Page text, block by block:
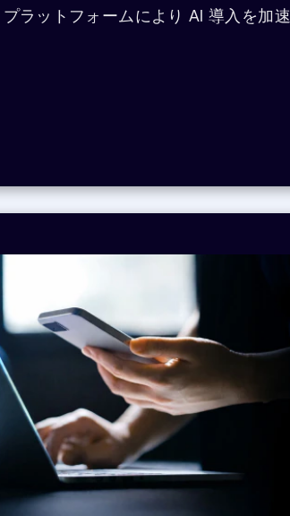
ラットフォームにより AI 導入を加速